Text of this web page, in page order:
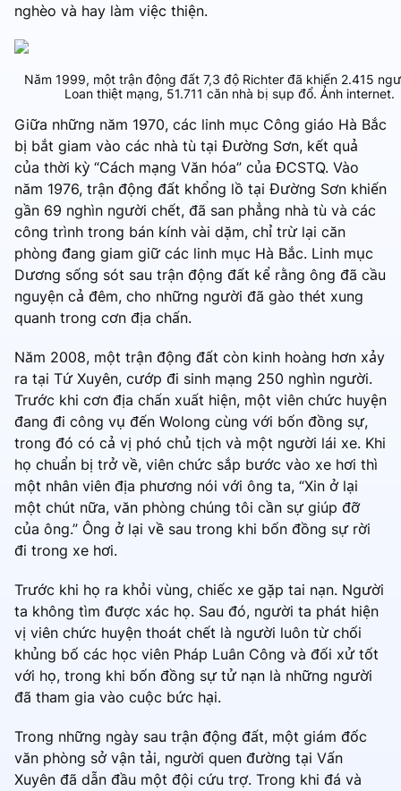
nghèo và hay làm việc thiện.
Năm 1999, một trận động đất 7,3 độ Richter đã khiến 2.415
Loan thiệt mạng, 51.711 căn nhà bị sụp đổ. Ảnh internet.
Giữa những năm 1970, các linh mục Công giáo Hà Bắc
bị bắt giam vào các nhà tù tại Đường Sơn, kết quả
của thời kỳ “Cách mạng Văn hóa” của ĐCSTQ. Vào
năm 1976, trận động đất khổng lồ tại Đường Sơn khiến
gần 69 nghìn người chết, đã san phẳng nhà tù và các
công trình trong bán kính vài dặm, chỉ trừ lại căn
phòng đang giam giữ các linh mục Hà Bắc. Linh mục
Dương sống sót sau trận động đất kể rằng ông đã cầu
nguyện cả đêm, cho những người đã gào thét xung
quanh trong cơn địa chấn.
Năm 2008, một trận động đất còn kinh hoàng hơn xảy
ra tại Tứ Xuyên, cướp đi sinh mạng 250 nghìn người.
Trước khi cơn địa chấn xuất hiện, một viên chức huyện
đang đi công vụ đến Wolong cùng với bốn đồng sự,
trong đó có cả vị phó chủ tịch và một người lái xe. Khi
họ chuẩn bị trở về, viên chức sắp bước vào xe hơi thì
một nhân viên địa phương nói với ông ta, “Xin ở lại
một chút nữa, văn phòng chúng tôi cần sự giúp đỡ
của ông.” Ông ở lại về sau trong khi bốn đồng sự rời
đi trong xe hơi.
Trước khi họ ra khỏi vùng, chiếc xe gặp tai nạn. Người
ta không tìm được xác họ. Sau đó, người ta phát hiện
vị viên chức huyện thoát chết là người luôn từ chối
khủng bố các học viên Pháp Luân Công và đối xử tốt
với họ, trong khi bốn đồng sự tử nạn là những người
đã tham gia vào cuộc bức hại.
Trong những ngày sau trận động đất, một giám đốc
văn phòng sở vận tải, người quen đường tại Vấn
Xuyên đã dẫn đầu một đội cứu trợ. Trong khi đá và